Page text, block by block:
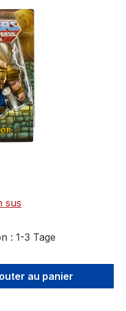
sus
: 1-3 Tage
Entrez la
au panier